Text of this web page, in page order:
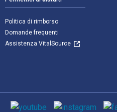
Politica di rimborso
Domande frequenti
Assistenza VitalSource
Mezzi sociali